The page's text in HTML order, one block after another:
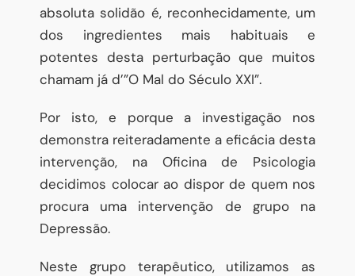
absoluta solidão é, reconhecidamente, um
dos ingredientes mais habituais e
potentes desta perturbação que muitos
chamam já d’”O Mal do Século XXI”.
Por isto, e porque a investigação nos
demonstra reiteradamente a eficácia desta
intervenção, na Oficina de Psicologia
decidimos colocar ao dispor de quem nos
procura uma intervenção de grupo na
Depressão.
Neste grupo terapêutico, utilizamos as